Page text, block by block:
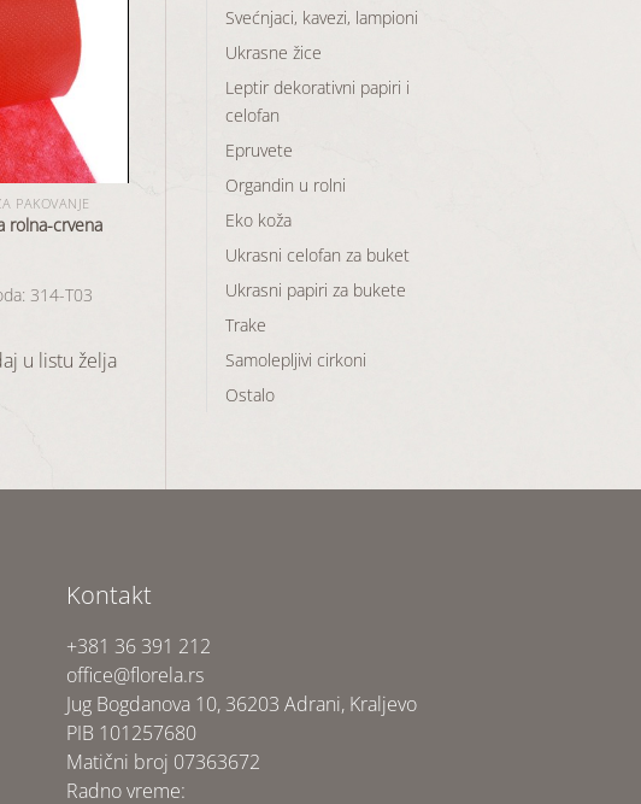
Svećnjaci, kavezi, lampioni
Ukrasne žice
Leptir dekorativni papiri i
celofan
Epruvete
Organdin u rolni
Eko koža
Ukrasni celofan za buket
Ukrasni papiri za bukete
Trake
Samolepljivi cirkoni
Ostalo
Dodaj
PAKOVANJE
rolna-crvena
314-T03
u listu želja
Kontakt
+381 36 391 212
office@florela.rs
Jug Bogdanova 10, 36203 Adrani, Kraljevo
PIB 101257680
Matični broj 07363672
Radno vreme: